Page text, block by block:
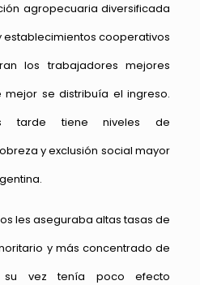
agropecuaria diversificada
establecimientos cooperativos
los trabajadores mejores
se distribuía el ingreso.
tarde tiene niveles de
y exclusión social mayor
les aseguraba altas tasas de
y más concentrado de
vez tenía poco efecto